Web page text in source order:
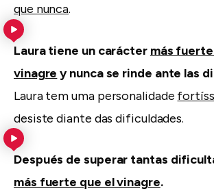
que nunca.
Laura tiene un carácter más
vinagre y nunca se rinde ante las
Laura tem uma personalidade
desiste diante das dificuldades.
Después de superar tantas
más fuerte que el vinagre.